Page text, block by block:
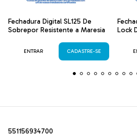
Fechadura Digital SL125 De
Sobrepor Resistente a Maresia
ENTRAR CADASTRE-SE
Lock
551156934700